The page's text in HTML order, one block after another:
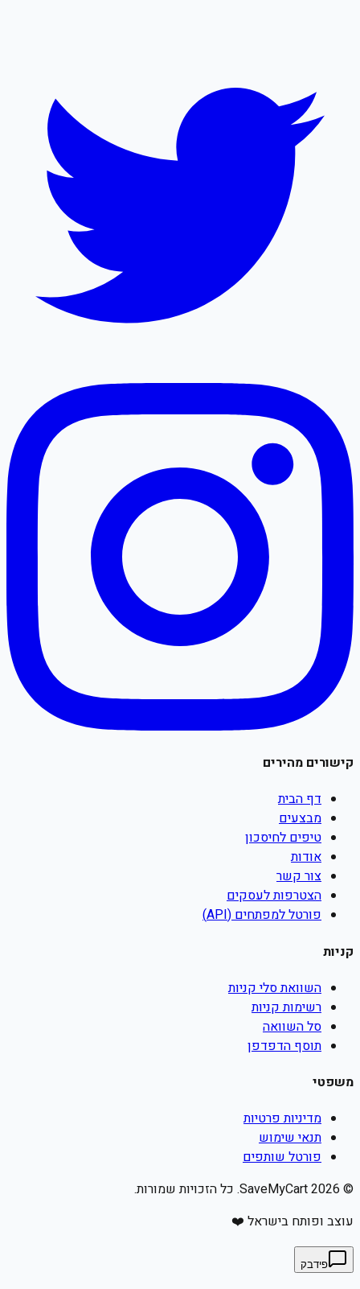
קישורים מהירים
דף הבית
מבצעים
טיפים לחיסכון
אודות
צור קשר
הצטרפות לעסקים
פורטל למפתחים (API)
קניות
השוואת סלי קניות
רשימות קניות
סל השוואה
תוסף הדפדפן
משפטי
מדיניות פרטיות
תנאי שימוש
פורטל שותפים
©
2026
עוצב ופותח בישראל ❤️
פידבק